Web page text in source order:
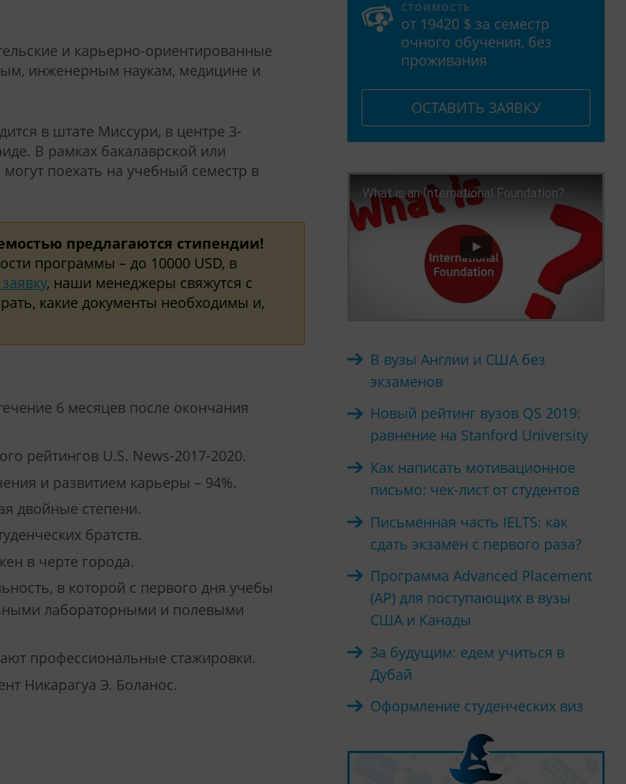
и карьерно-ориентированные
инженерным наукам, медицине и
в штате Миссури, в центре 3-
В рамках бакалаврской или
поехать на учебный семестр в
предлагаются стипендии!
программы – до 10000 USD, в
, наши менеджеры свяжутся с
какие документы необходимы и,
6 месяцев после окончания
рейтингов U.S. News-2017-2020.
и развитием карьеры – 94%.
двойные степени.
братств.
в черте города.
в которой с первого дня учебы
лабораторными и полевыми
профессиональные стажировки.
Никарагуа Э. Боланос.
СТОИМОСТЬ
от 19420 $ за семестр
очного обучения, без
проживания
ОСТАВИТЬ ЗАЯВКУ
What is an International Foundation?
В вузы Англии и США без
экзаменов
Новый рейтинг вузов QS 2019:
равнение на Stanford University
Как написать мотивационное
письмо: чек-лист от студентов
Письменная часть IELTS: как
сдать экзамен с первого раза?
Программа Advanced Placement
(AP) для поступающих в вузы
США и Канады
За будущим: едем учиться в
Дубай
Оформление студенческих виз